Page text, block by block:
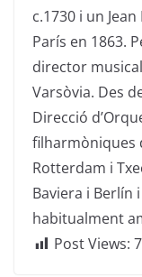
c.1730 i un Jean
París en 1863.
director
Varsòvia. Des
Direcció
filharmòniques
Rotterdam i
Baviera i Berlín
habitualment
Post Views: